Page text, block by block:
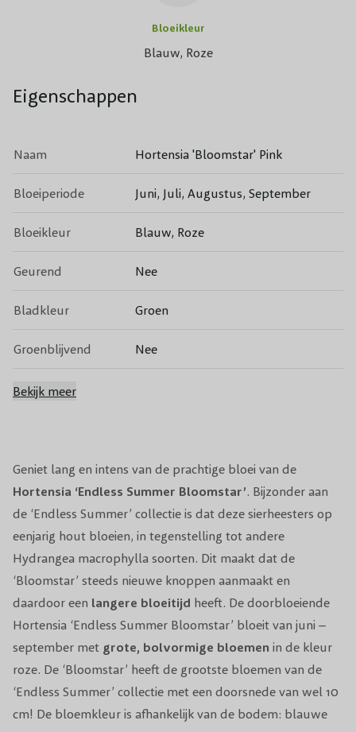
Geniet lang en intens van de prachtige bloei van de
Hortensia ‘Endless Summer Bloomstar’. Bijzonder aan
de ‘Endless Summer’ collectie is dat deze sierheesters op
eenjarig hout bloeien, in tegenstelling tot andere
Hydrangea macrophylla soorten. Dit maakt dat de
‘Bloomstar’ steeds nieuwe knoppen aanmaakt en
daardoor een langere bloeitijd heeft. De doorbloeiende
Hortensia ‘Endless Summer Bloomstar’ bloeit van juni –
september met grote, bolvormige bloemen in de kleur
roze. De ‘Bloomstar’ heeft de grootste bloemen van de
‘Endless Summer’ collectie met een doorsnede van wel 10
cm! De bloemkleur is afhankelijk van de bodem: blauwe
Bloeikleur
Blauw, Roze
Eigenschappen
Naam Hortensia 'Bloomstar' Pink
Bloeiperiode Juni, Juli, Augustus, September
Bloeikleur Blauw, Roze
Geurend Nee
Bladkleur Groen
Groenblijvend Nee
Vruchtdragend
Snoeiperiode Vroege voorjaar
Winterhardheid Goed winterhard
Planttijd Jaarrond (behalve bij vorst)
Biodiversiteit Trekt bijen & vlinders aan
Aantal per m2
Voeding Meststof voor hortensia's
Bekijk meer